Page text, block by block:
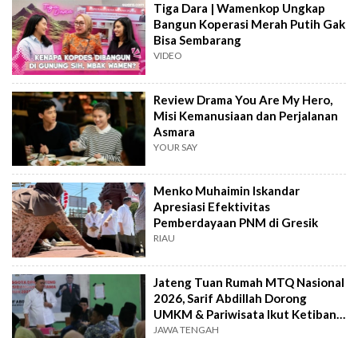
Tiga Dara | Wamenkop Ungkap
Bangun Koperasi Merah Putih Gak
Bisa Sembarang
VIDEO
Review Drama You Are My Hero,
Misi Kemanusiaan dan Perjalanan
Asmara
YOUR SAY
Menko Muhaimin Iskandar
Apresiasi Efektivitas
Pemberdayaan PNM di Gresik
RIAU
Jateng Tuan Rumah MTQ Nasional
2026, Sarif Abdillah Dorong
UMKM & Pariwisata Ikut Ketiban
Berkah
JAWA TENGAH